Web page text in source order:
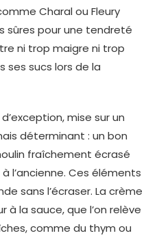
Charal ou Fleury
sûres pour une tendreté
ni trop maigre ni trop
ses sucs lors de la
mise sur un
déterminant : un bon
fraîchement écrasé
l’ancienne. Ces éléments
sans l’écraser. La crème
la sauce, que l’on relève
comme du thym ou